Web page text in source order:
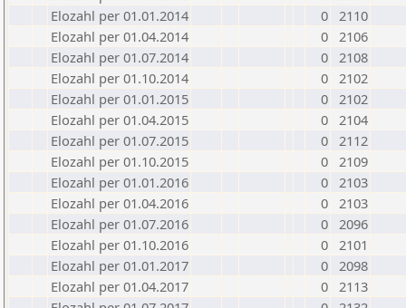
Elozahl per 01.01.2014
0 2110
Elozahl per 01.04.2014
0 2106
Elozahl per 01.07.2014
0 2108
Elozahl per 01.10.2014
0 2102
Elozahl per 01.01.2015
0 2102
Elozahl per 01.04.2015
0 2104
Elozahl per 01.07.2015
0 2112
Elozahl per 01.10.2015
0 2109
Elozahl per 01.01.2016
0 2103
Elozahl per 01.04.2016
0 2103
Elozahl per 01.07.2016
0 2096
Elozahl per 01.10.2016
0 2101
Elozahl per 01.01.2017
0 2098
Elozahl per 01.04.2017
0 2113